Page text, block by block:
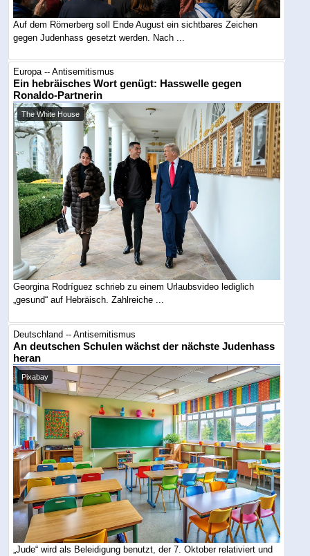
Auf dem Römerberg soll Ende August ein sichtbares Zeichen
gegen Judenhass gesetzt werden. Nach ...
Europa -- Antisemitismus
Ein hebräisches Wort genügt: Hasswelle gegen
Ronaldo-Partnerin
The White House
Georgina Rodríguez schrieb zu einem Urlaubsvideo lediglich
„gesund“ auf Hebräisch. Zahlreiche ...
Deutschland -- Antisemitismus
An deutschen Schulen wächst der nächste Judenhass
heran
Pixabay
„Jude“ wird als Beleidigung benutzt, der 7. Oktober relativiert und